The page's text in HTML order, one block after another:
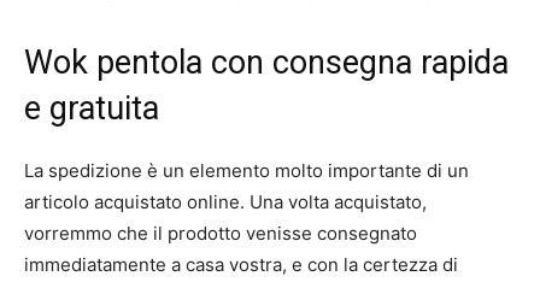
Wok pentola con consegna rapida
e gratuita
La spedizione è un elemento molto importante di un
articolo acquistato online. Una volta acquistato,
vorremmo che il prodotto venisse consegnato
immediatamente a casa vostra, e con la certezza di